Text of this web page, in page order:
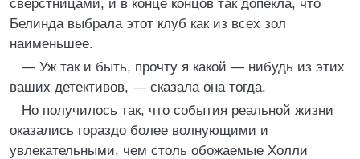
сверстницами, и в конце концов так допекла, что
Белинда выбрала этот клуб как из всех зол
наименьшее.
— Уж так и быть, прочту я какой — нибудь из этих
ваших детективов, — сказала она тогда.
Но получилось так, что события реальной жизни
оказались гораздо более волнующими и
увлекательными, чем столь обожаемые Холли